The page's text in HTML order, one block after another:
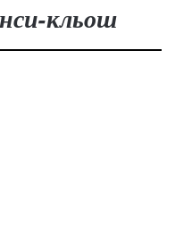
кльош